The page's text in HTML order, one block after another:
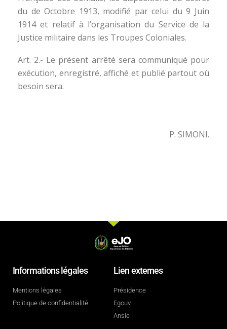
du de Octobre 1913, modifié par celui du 9 Juin
1914 et relatif à l’organisation du Service de la
Justice militaire dans les Troupes Coloniales.
Art. 2.- Le présent arrêté sera communiqué pour
exécution, enregistré, affiché et publié partout où
besoin sera.
P. SIMONI.
Informations légales
Mentions légales
Politique de confidentialité
Lien externes
Présidence
Egouv
Ansie